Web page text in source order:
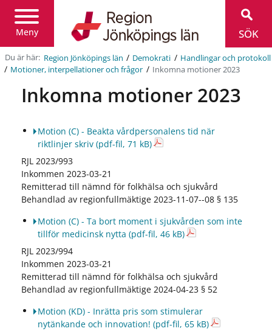
Meny
Jönköpings
län
SÖK
Du är här: Region Jönköpings län / Demokrati / Handlingar och protokoll
/ Motioner, inter­pellationer och frågor / Inkomna motioner 2023
Inkomna motioner 2023
Motion (C) - Beakta vårdpersonalens tid när
riktlinjer skriv (pdf-fil, 71 kB)
RJL 2023/993
Inkommen 2023-03-21
Remitterad till nämnd för folkhälsa och sjukvård
Behandlad av regionfullmäktige 2023-11-07--08 § 135
Motion (C) - Ta bort moment i sjukvården som inte
tillför medicinsk nytta (pdf-fil, 46 kB)
RJL 2023/994
Inkommen 2023-03-21
Remitterad till nämnd för folkhälsa och sjukvård
Behandlad av regionfullmäktige 2024-04-23 § 52
Motion (KD) - Inrätta pris som stimulerar
nytänkande och innovation! (pdf-fil, 65 kB)